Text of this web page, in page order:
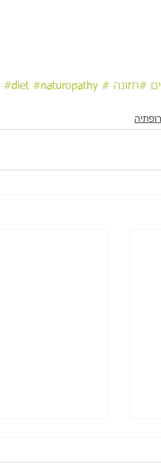
#diet #naturopathy
#תזונה